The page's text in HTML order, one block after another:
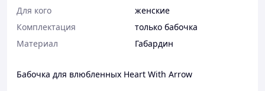
Для кого
женские
Комплектация
только бабочка
Материал
Габардин
Бабочка для влюбленных Heart With Arrow